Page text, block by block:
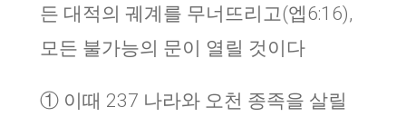
든 대적의 궤계를 무너뜨리고(엡6:16),
모든 불가능의 문이 열릴 것이다
① 이때 237 나라와 오천 종족을 살릴